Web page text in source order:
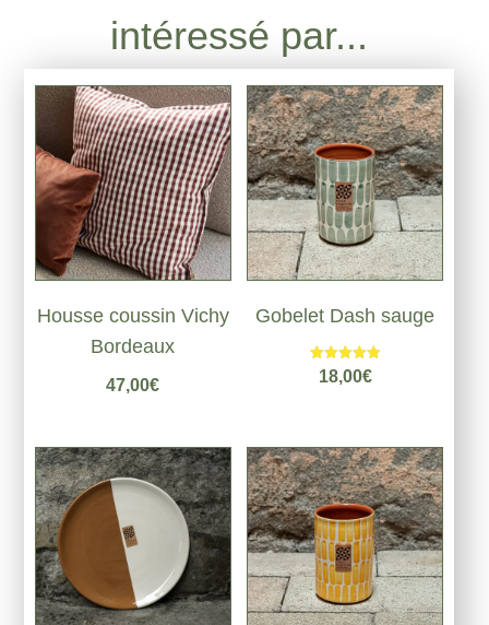
intéressé par...
Housse coussin Vichy
Bordeaux
47,00€
Gobelet Dash sauge
Note
5.00
18,00€